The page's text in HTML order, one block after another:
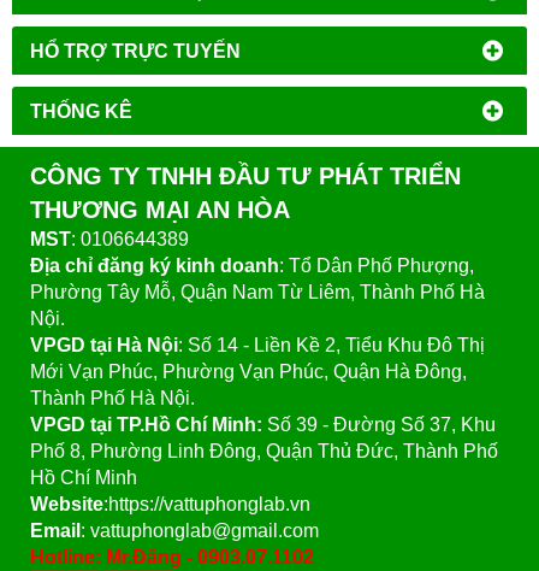
HỔ TRỢ TRỰC TUYẾN
THỐNG KÊ
CÔNG TY TNHH ĐẦU TƯ PHÁT TRIỂN
THƯƠNG MẠI AN HÒA
MST: 0106644389
Địa chỉ đăng ký kinh doanh: Tổ Dân Phố Phượng,
Phường Tây Mỗ, Quận Nam Từ Liêm, Thành Phố Hà
Nội.
VPGD tại Hà Nội: Số 14 - Liền Kề 2, Tiểu Khu Đô Thị
Mới Vạn Phúc, Phường Vạn Phúc, Quận Hà Đông,
Thành Phố Hà Nội.
VPGD tại TP.Hồ Chí Minh: Số 39 - Đường Số 37, Khu
Phố 8, Phường Linh Đông, Quận Thủ Đức, Thành Phố
Hồ Chí Minh
Website:https://vattuphonglab.vn
Email : vattuphonglab@gmail.com
Hotline: Mr.Đăng - 0903.07.1102